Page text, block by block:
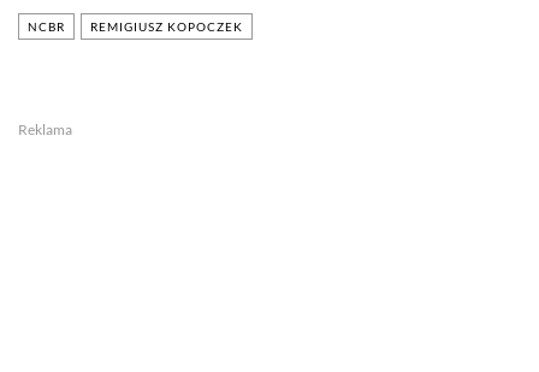
NCBR REMIGIUSZ KOPOCZEK
Reklama